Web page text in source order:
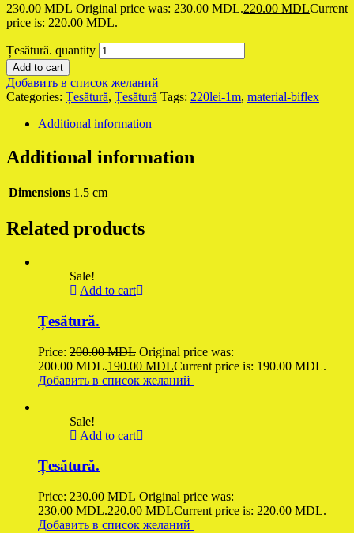
230.00MDL Original price was: 230.00 MDL.220.00 MDLCurrent
price is: 220.00 MDL.
Țesătură. quantity
Add to cart
Добавить в список желаний
Categories: Țesătură, Țesătură Tags: 220lei-1m, material-biflex
Additional information
Additional information
Dimensions 1.5 cm
Related products
Sale!
Add to cart
Țesătură.
Price: 200.00MDL Original price was:
200.00 MDL.190.00 MDLCurrent price is: 190.00 MDL.
Добавить в список желаний
Sale!
Add to cart
Țesătură.
Price: 230.00MDL Original price was:
230.00 MDL.220.00 MDLCurrent price is: 220.00 MDL.
Добавить в список желаний